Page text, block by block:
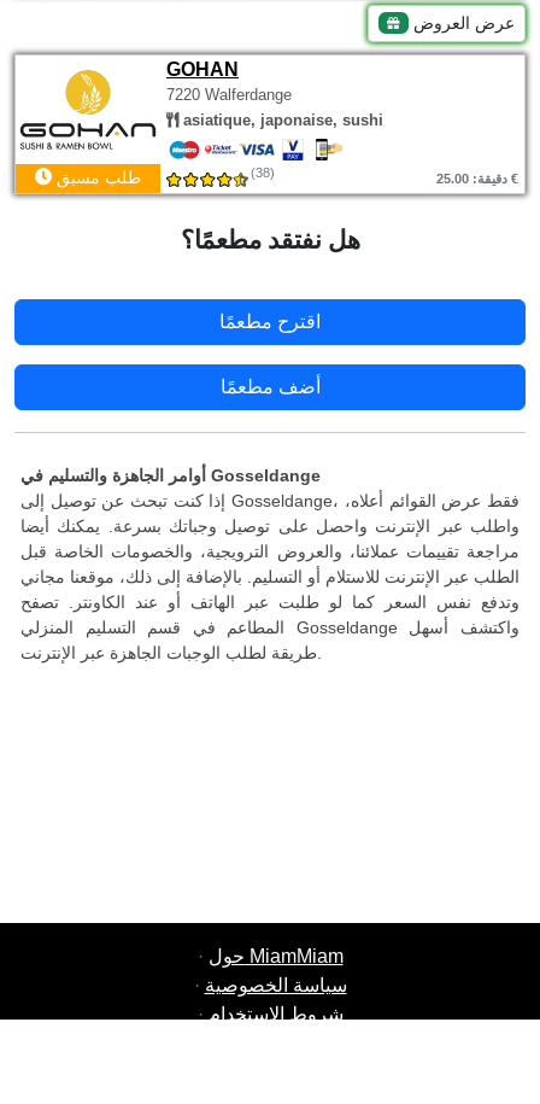
عرض العروض
GOHAN
7220 Walferdange
asiatique, japonaise, sushi
طلب مسبق (38) دقيقة: 25.00 €
هل نفتقد مطعمًا؟
اقترح مطعمًا
أضف مطعمًا
أوامر الجاهزة والتسليم في Gosseldange
إذا كنت تبحث عن توصيل إلى Gosseldange، فقط عرض القوائم أعلاه،
واطلب عبر الإنترنت واحصل على توصيل وجباتك بسرعة. يمكنك أيضا
مراجعة تقييمات عملائنا، والعروض الترويجية، والخصومات الخاصة قبل
الطلب عبر الإنترنت للاستلام أو التسليم. بالإضافة إلى ذلك، موقعنا مجاني
وتدفع نفس السعر كما لو طلبت عبر الهاتف أو عند الكاونتر. تصفح
المطاعم في قسم التسليم المنزلي Gosseldange واكتشف أسهل
·
حول MiamMiam
· سياسة الخصوصية
· شروط الاستخدام